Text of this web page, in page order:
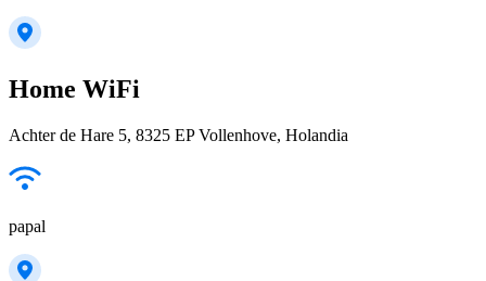
Home WiFi
Achter de Hare 5, 8325 EP Vollenhove, Holandia
papal